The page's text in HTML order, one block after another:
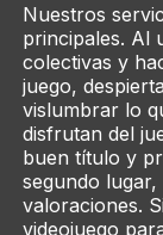
Nuestros
principales. Al
colectivas y
juego,
vislumbrar lo
disfrutan del
buen título y
segundo
valoraciones.
videojuego